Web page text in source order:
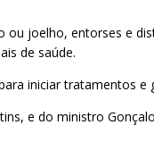
joelho, entorses e
de saúde.
iniciar tratamentos
e do ministro